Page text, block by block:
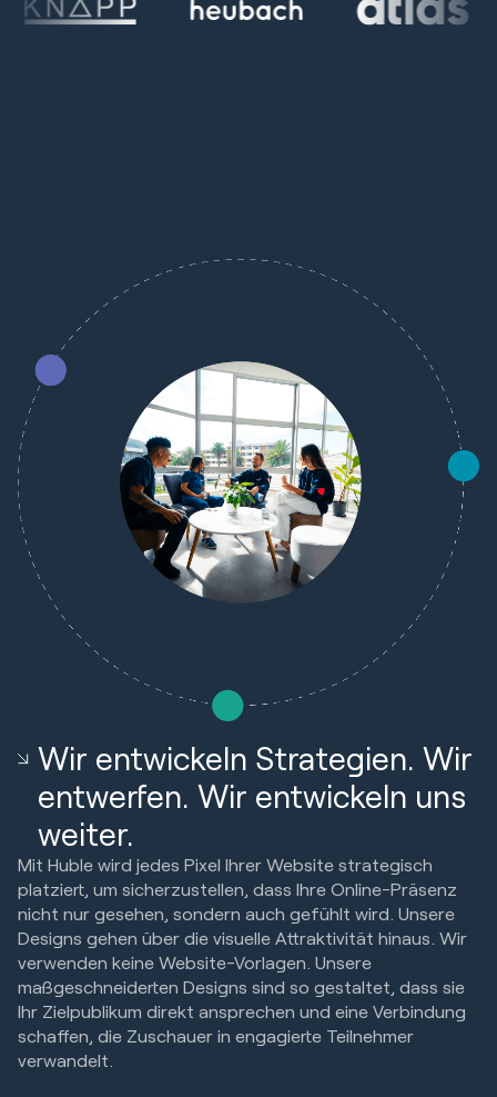
Wir entwickeln Strategien. Wir
entwerfen. Wir entwickeln uns
weiter.
Mit Huble wird jedes Pixel Ihrer Website strategisch
platziert, um sicherzustellen, dass Ihre Online-Präsenz
nicht nur gesehen, sondern auch gefühlt wird. Unsere
Designs gehen über die visuelle Attraktivität hinaus. Wir
verwenden keine Website-Vorlagen. Unsere
maßgeschneiderten Designs sind so gestaltet, dass sie
Ihr Zielpublikum direkt ansprechen und eine Verbindung
schaffen, die Zuschauer in engagierte Teilnehmer
verwandelt.